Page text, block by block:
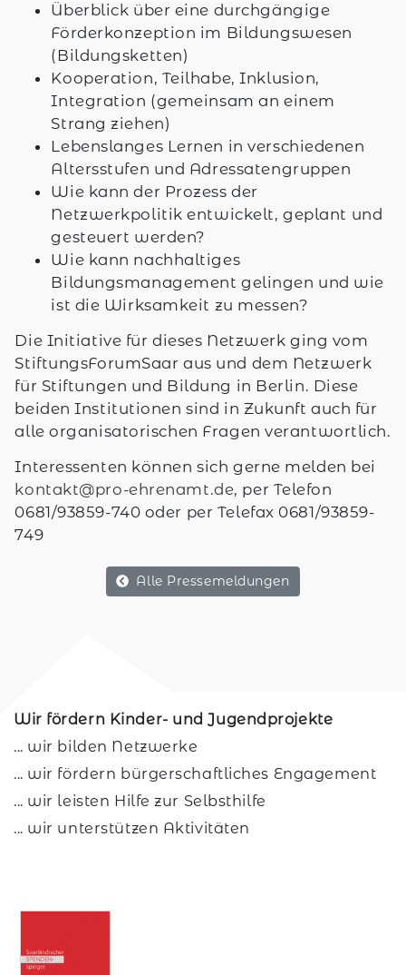
Überblick über eine durchgängige
Förderkonzeption im Bildungswesen
(Bildungsketten)
Kooperation, Teilhabe, Inklusion,
Integration (gemeinsam an einem
Strang ziehen)
Lebenslanges Lernen in verschiedenen
Altersstufen und Adressatengruppen
Wie kann der Prozess der
Netzwerkpolitik entwickelt, geplant und
gesteuert werden?
Wie kann nachhaltiges
Bildungsmanagement gelingen und wie
ist die Wirksamkeit zu messen?
Die Initiative für dieses Netzwerk ging vom
StiftungsForumSaar aus und dem Netzwerk
für Stiftungen und Bildung in Berlin. Diese
beiden Institutionen sind in Zukunft auch für
alle organisatorischen Fragen verantwortlich.
Interessenten können sich gerne melden bei
kontakt@pro-ehrenamt.de, per Telefon
0681/93859-740 oder per Telefax 0681/93859-
749
Alle Pressemeldungen
Wir fördern Kinder- und Jugendprojekte
... wir bilden Netzwerke
... wir fördern bürgerschaftliches Engagement
... wir leisten Hilfe zur Selbsthilfe
... wir unterstützen Aktivitäten